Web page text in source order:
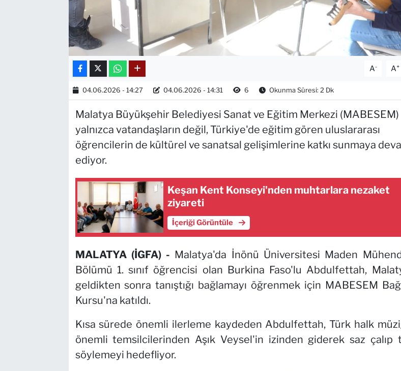
A- A+
04.06.2026 - 14:27 04.06.2026 - 14:31 6 Okunma Süresi: 2 Dk
Malatya Büyükşehir Belediyesi Sanat ve Eğitim Merkezi (MABESEM)
yalnızca vatandaşların değil, Türkiye'de eğitim gören uluslararası
öğrencilerin de kültürel ve sanatsal gelişimlerine katkı sunmaya
ediyor.
Keşan Kent Konseyi'nden muhtarlara nezaket
ziyareti
İçeriği Görüntüle
MALATYA (İGFA) - Malatya'da İnönü Üniversitesi Maden
Bölümü 1. sınıf öğrencisi olan Burkina Faso'lu Abdulfettah,
geldikten sonra tanıştığı bağlamayı öğrenmek için MABESEM
Kursu'na katıldı.
Kısa sürede önemli ilerleme kaydeden Abdulfettah, Türk halk
önemli temsilcilerinden Aşık Veysel'in izinden giderek saz çalıp
söylemeyi hedefliyor.